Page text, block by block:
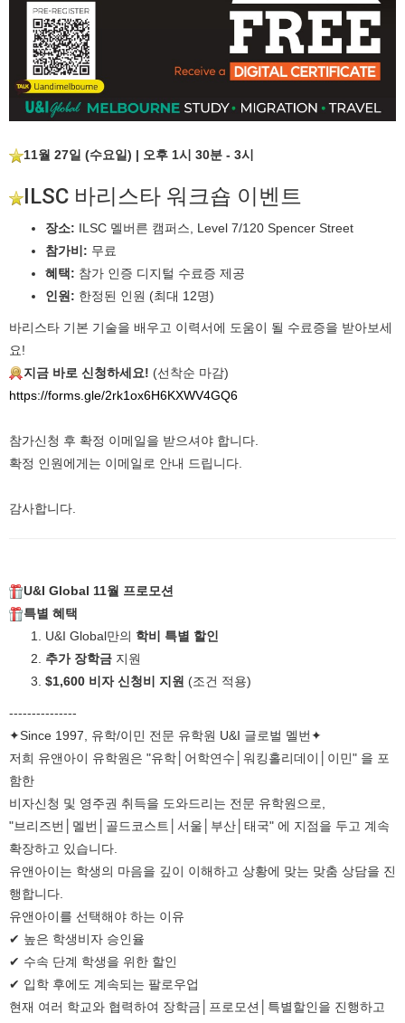
11월 27일 (수요일) | 오후 1시 30분 - 3시
ILSC 바리스타 워크숍 이벤트
장소: ILSC 멜버른 캠퍼스, Level 7/120 Spencer Street
참가비: 무료
혜택: 참가 인증 디지털 수료증 제공
인원: 한정된 인원 (최대 12명)
바리스타 기본 기술을 배우고 이력서에 도움이 될 수료증을 받아보세
요!
지금 바로 신청하세요! (선착순 마감)
https://forms.gle/2rk1ox6H6KXWV4GQ6
참가신청 후 확정 이메일을 받으셔야 합니다.
확정 인원에게는 이메일로 안내 드립니다.
감사합니다.
U&I Global 11월 프로모션
특별 혜택
U&I Global만의 학비 특별 할인
추가 장학금 지원
$1,600 비자 신청비 지원 (조건 적용)
---------------
✦Since 1997, 유학/이민 전문 유학원 U&I 글로벌 멜번✦
저희 유앤아이 유학원은 "유학│어학연수│워킹홀리데이│이민" 을 포
함한
비자신청 및 영주권 취득을 도와드리는 전문 유학원으로,
"브리즈번│멜번│골드코스트│서울│부산│태국" 에 지점을 두고 계속
확장하고 있습니다.
유앤아이는 학생의 마음을 깊이 이해하고 상황에 맞는 맞춤 상담을 진
행합니다.
유앤아이를 선택해야 하는 이유
✔ 높은 학생비자 승인율
✔ 수속 단계 학생을 위한 할인
✔ 입학 후에도 계속되는 팔로우업
현재 여러 학교와 협력하여 장학금│프로모션│특별할인을 진행하고